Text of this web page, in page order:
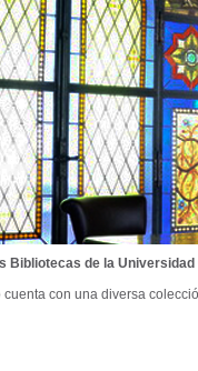
Bibliotecas de la Universidad
cuenta con una diversa